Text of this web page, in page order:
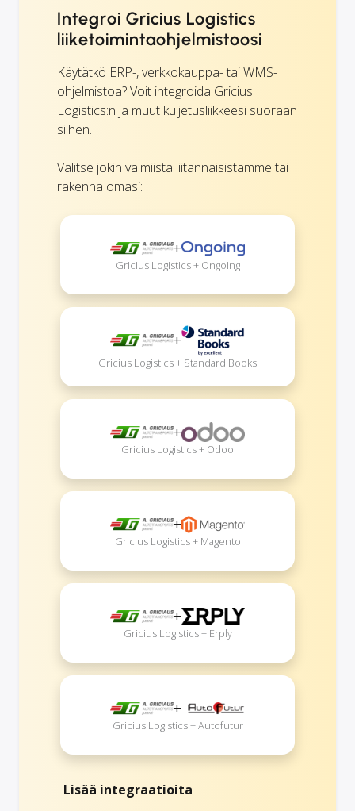
Integroi Gricius Logistics
liiketoimintaohjelmistoosi
Käytätkö ERP-, verkkokauppa- tai WMS-
ohjelmistoa? Voit integroida Gricius
Logistics:n ja muut kuljetusliikkeesi suoraan
siihen.
Valitse jokin valmiista liitännäisistämme tai
rakenna omasi:
+
Gricius Logistics + Ongoing
+
Gricius Logistics + Standard Books
+
Gricius Logistics + Odoo
+
Gricius Logistics + Magento
+
Gricius Logistics + Erply
+
Gricius Logistics + Autofutur
Lisää integraatioita